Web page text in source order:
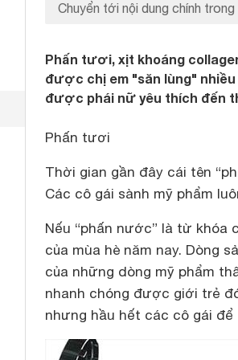
Chuyển tới nội dung chính
Phấn tươi, xịt khoáng
được chị em "săn lùng" nhiều
được phái nữ yêu thích đến
Phấn tươi
Thời gian gần đây cái tên
Các cô gái sành mỹ phẩm
Nếu “phấn nước” là từ khóa
của mùa hè năm nay. Dòng
của những dòng mỹ phẩm
nhanh chóng được giới trẻ
nhưng hầu hết các cô gái để